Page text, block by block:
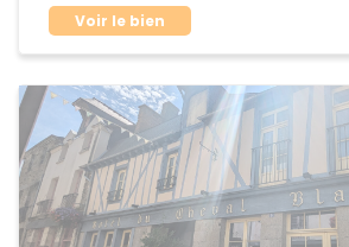
Voir le bien